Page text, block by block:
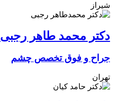
شیراز
دکتر محمد طاهر رجبی
جراح و فوق تخصص چشم
تهران